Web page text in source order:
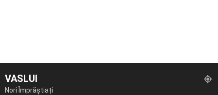
VASLUI
Nori Împrăștiați